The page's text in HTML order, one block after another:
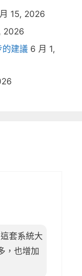
15, 2026
2026
的建議 6 月 1,
套系統大
，也增加